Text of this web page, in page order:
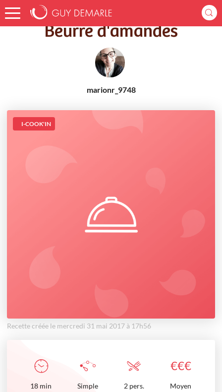
Accueil Recettes Beurre d'amandes
Beurre d'amandes
marionr_9748
I-COOK'IN
Recette créée le mercredi 31 mai 2017 à 17h56
€€€
18 min Simple 2 pers. Moyen